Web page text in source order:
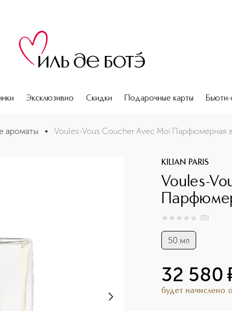
Эксклюзивно Скидки Подарочные карты
ароматы • Voules-Vous Coucher Avec Moi Парфюмерная
KILIAN PARIS
Voules-
0из 0 (0)
50 мл
32 580
будет начислено